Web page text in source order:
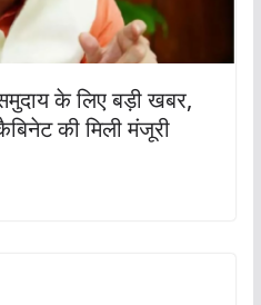
के लिए बड़ी खबर,
की मिली मंजूरी